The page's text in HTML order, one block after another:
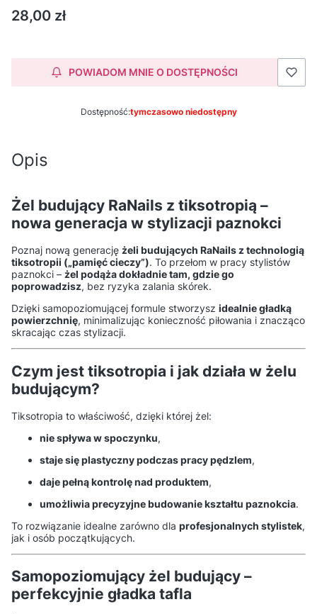
Cena
28,00 zł
POWIADOM MNIE O DOSTĘPNOŚCI
Dostępność:tymczasowo niedostępny
Opis
Żel budujący RaNails z tiksotropią –
nowa generacja w stylizacji paznokci
Poznaj nową generację żeli budujących RaNails z technologią
tiksotropii („pamięć cieczy”). To przełom w pracy stylistów
paznokci – żel podąża dokładnie tam, gdzie go
poprowadzisz, bez ryzyka zalania skórek.
Dzięki samopoziomującej formule stworzysz idealnie gładką
powierzchnię, minimalizując konieczność piłowania i znacząco
skracając czas stylizacji.
Czym jest tiksotropia i jak działa w żelu
budującym?
Tiksotropia to właściwość, dzięki której żel:
nie spływa w spoczynku,
staje się plastyczny podczas pracy pędzlem,
daje pełną kontrolę nad produktem,
umożliwia precyzyjne budowanie kształtu paznokcia.
To rozwiązanie idealne zarówno dla profesjonalnych stylistek,
jak i osób początkujących.
Samopoziomujący żel budujący –
perfekcyjnie gładka tafla